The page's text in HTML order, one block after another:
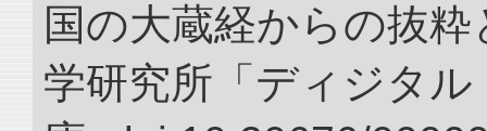
国の大蔵経からの抜
学研究所「ディジタ